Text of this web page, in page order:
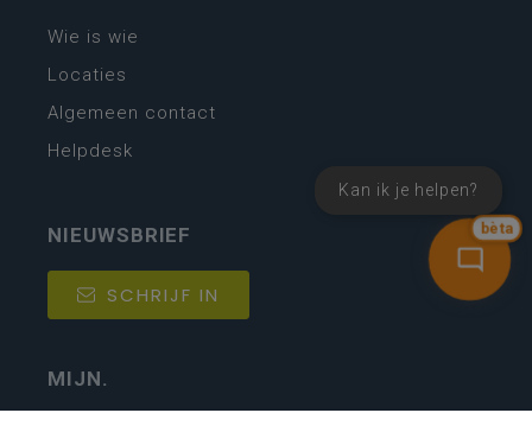
bèta
Kan ik je helpen?
Wie is wie
Locaties
Algemeen contact
Helpdesk
NIEUWSBRIEF
SCHRIJF IN
MIJN.